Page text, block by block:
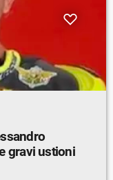
gravi ustioni